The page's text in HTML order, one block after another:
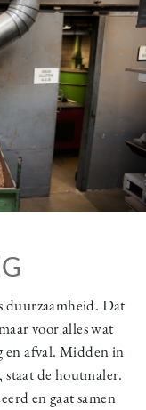
duurzaamheid. Dat
voor alles wat
en afval. Midden in
de houtmaler.
en gaat samen